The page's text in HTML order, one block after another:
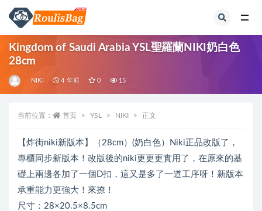
Kingdom of Saudi Arabia YSL聖羅蘭NIKI奶白色
28cm
NIKI 4 年前 0 15
当前位置： 首页 YSL NIKI 正文
【炸街niki新版本】（28cm）(奶白色）Niki正品改版了，
專櫃同步新版本！改版後的niki更更更實用了，在原來的基
礎上兩邊各加了一個D扣，這又是多了一道工序呀！新版本
承重能力更強大！來撩！
尺寸：28×20.5×8.5cm